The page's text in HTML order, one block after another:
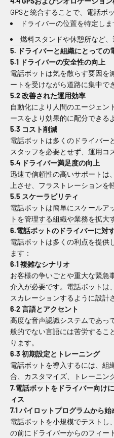
GPSと統合することで、電話ボ
ドライバーの位置を特定しま
燃料スタンドや休憩所など、
5. ドライバーと組織にとっての
5.1 ドライバーの安全性の向上
電話ボットは気を散らす要因を
ートを受けながら道路に集中で
5.2 改善された運用効率
自動化により人間のエージェン
ースをより効果的に配分できる
5.3 コスト削減
電話ボットは多くのドライバー
スタッフを必要とせず、運用コ
5.4 ドライバー満足度の向上
迅速で信頼性の高いサポートは
上させ、フラストレーションを
5.5 スケーラビリティ
電話ボットは簡単にスケールア
トを管理する組織や業務を拡大
6.電話ボットのドライバーに対
電話ボットは多くの利点を提供
ます：
6.1 複雑なシナリオ
お客様の争いごとや重大な緊急
介入が必要です。電話ボットは
スカレーションするように設計
6.2 言語とアクセント
高度な音声認識システムであっ
般的でない言語には苦労するこ
ります。
6.3 初期設定とトレーニング
電話ボットを導入するには、組
合、カスタマイズ、トレーニン
7.電話ボットをドライバー向け
ィス
7.1 パイロットプログラムから始
電話ボットを小規模でテストし
の前にドライバーからのフィー